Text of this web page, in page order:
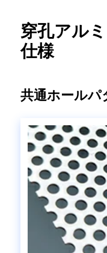
穿孔アル
仕様
共通ホールパ